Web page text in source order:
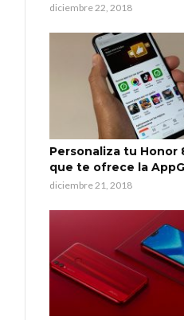
diciembre 22, 2018
Personaliza tu Honor
que te ofrece la
diciembre 21, 2018